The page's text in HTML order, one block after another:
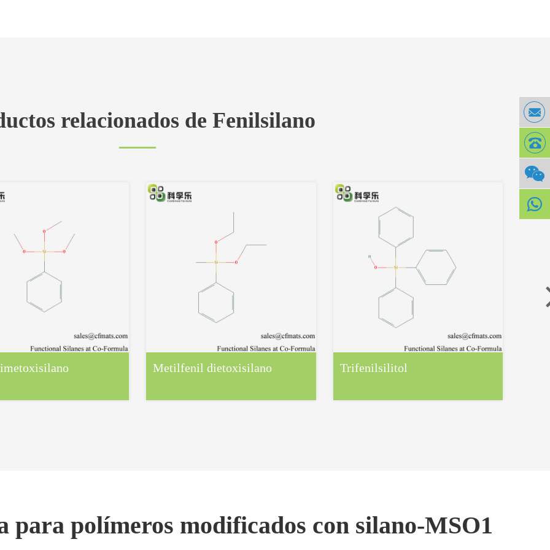
relacionados de Fenilsilano
Metilfenil dietoxisilano Trifenilsilitol
polímeros modificados con silano-MSO1